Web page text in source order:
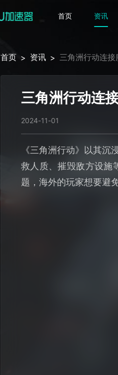
首页 资讯
首页 > 资讯 > 三角洲行动连接
三角洲行动连
2024-11-01
《三角洲行动》以其
救人质、摧毁敌方设施
题，海外的玩家想要避